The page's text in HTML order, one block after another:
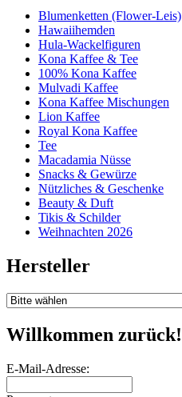
Blumenketten (Flower-Leis)
Hawaiihemden
Hula-Wackelfiguren
Kona Kaffee & Tee
100% Kona Kaffee
Mulvadi Kaffee
Kona Kaffee Mischungen
Lion Kaffee
Royal Kona Kaffee
Tee
Macadamia Nüsse
Snacks & Gewürze
Nützliches & Geschenke
Beauty & Duft
Tikis & Schilder
Weihnachten 2026
Hersteller
Willkommen zurück!
E-Mail-Adresse: